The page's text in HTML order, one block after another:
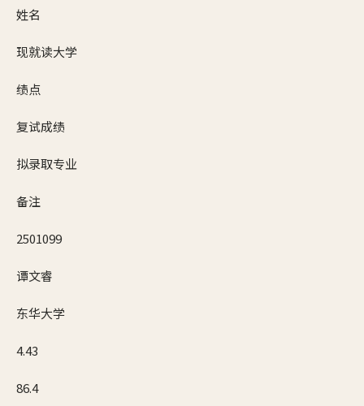
姓名
现就读大学
绩点
复试成绩
拟录取专业
备注
2501099
谭文睿
东华大学
4.43
86.4